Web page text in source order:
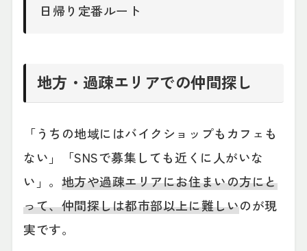
日帰り定番ルート
地方・過疎エリアでの仲間探し
「うちの地域にはバイクショップもカフェも
ない」「SNSで募集しても近くに人がいな
い」。 地方や過疎エリアにお住まいの方にと
って、仲間探しは都市部以上に難しいのが現
実です。